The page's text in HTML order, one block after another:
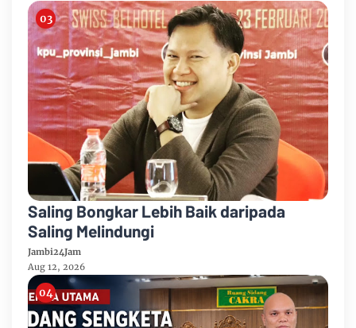
Saling Bongkar Lebih Baik daripada
Saling Melindungi
Jambi24Jam
Aug 12, 2026